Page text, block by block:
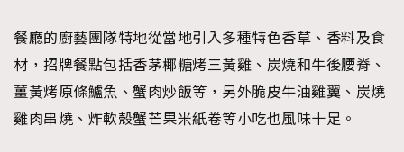
餐廳的廚藝團隊特地從當地引入多種特色香草、香料及食
材，招牌餐點包括香茅椰糖烤三黃雞、炭燒和牛後腰脊、
薑黃烤原條鱸魚、蟹肉炒飯等，另外脆皮牛油雞翼、炭燒
雞肉串燒、炸軟殼蟹芒果米紙卷等小吃也風味十足。